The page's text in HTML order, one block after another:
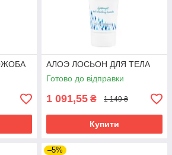
АЛОЭ ЛОСЬОН ДЛЯ ТЕЛА
Готово до відправки
1 091,55 ₴ 1 149 ₴
Купити
–5%